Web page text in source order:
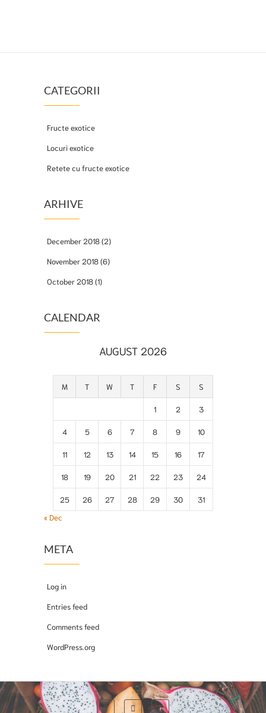
CATEGORII
Fructe exotice
Locuri exotice
Retete cu fructe exotice
ARHIVE
December 2018(2)
November 2018(6)
October 2018(1)
CALENDAR
AUGUST 2026
M T W T F S S
1 2 3
4 5 6 7 8 9 10
11 12 13 14 15 16 17
18 19 20 21 22 23 24
25 26 27 28 29 30
31
« Dec
META
Log in
Entries feed
Comments feed
WordPress.org